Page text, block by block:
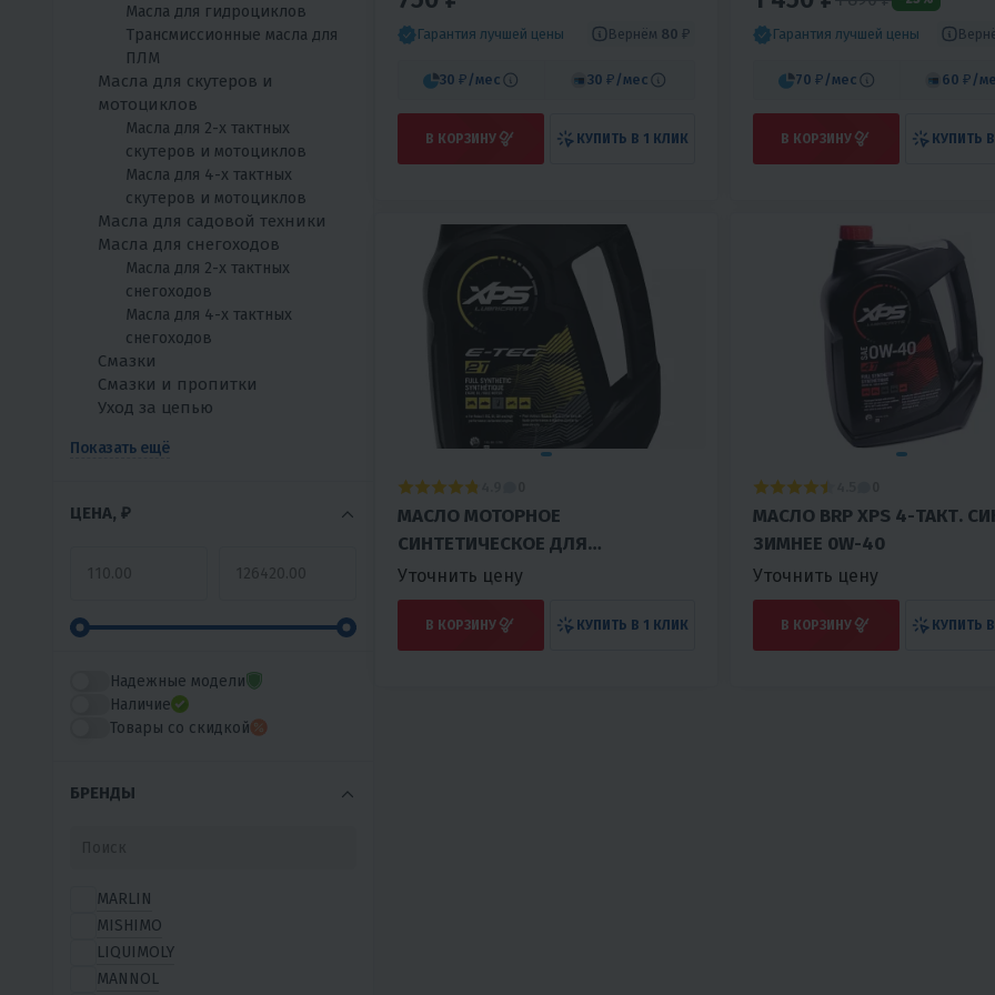
Масла для гидроциклов
Трансмиссионные масла для
ПЛМ
Масла для скутеров и
мотоциклов
Масла для 2-х тактных
скутеров и мотоциклов
Масла для 4-х тактных
скутеров и мотоциклов
Масла для садовой техники
Масла для снегоходов
Масла для 2-х тактных
снегоходов
Масла для 4-х тактных
снегоходов
Смазки
Смазки и пропитки
Уход за цепью
Показать ещё
ЦЕНА, ₽
Надежные модели
Наличие
Товары со скидкой
БРЕНДЫ
MARLIN
MISHIMO
LIQUIMOLY
MANNOL
Гарантия лучшей цены Вернём 80 ₽
30 ₽ /мес 30 ₽ /мес
В КОРЗИНУ КУПИТЬ В 1 КЛИК
Гарантия лучшей цены
70 ₽ /мес 60 ₽ /
В КОРЗИНУ КУПИТЬ
МАСЛО МОТОРНОЕ
СИНТЕТИЧЕСКОЕ ДЛЯ
СНЕГОХОДОВ 2Т BRP XPS
SYNTHETIC OIL, 4Л.
Уточнить цену
В КОРЗИНУ КУПИТЬ В 1 КЛИК
МАСЛО BRP XPS 4-ТАКТ.
ЗИМНЕЕ 0W-40
Уточнить цену
В КОРЗИНУ КУПИТЬ